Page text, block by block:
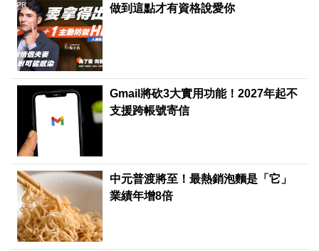
做到這點才有資格說愛你
PR
Gmail將砍3大實用功能！2027年起不
支援跨帳號寄信
中元普渡將至！最熱銷泡麵是「它」
業績年增8倍